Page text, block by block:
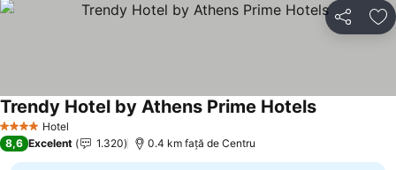
Distribuiți
4 Stele Hotel
Trendy Hotel by Athens Prime Hotels
8,6 Excelent 1.320 0.4 km faţă de Centru